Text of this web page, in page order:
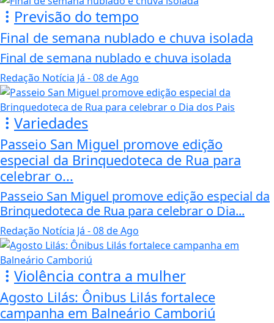
Previsão do tempo
Final de semana nublado e chuva isolada
Final de semana nublado e chuva isolada
Redação Notícia Já - 08 de Ago
Variedades
Passeio San Miguel promove edição
especial da Brinquedoteca de Rua para
celebrar o...
Passeio San Miguel promove edição especial da
Brinquedoteca de Rua para celebrar o Dia...
Redação Notícia Já - 08 de Ago
Violência contra a mulher
Agosto Lilás: Ônibus Lilás fortalece
campanha em Balneário Camboriú